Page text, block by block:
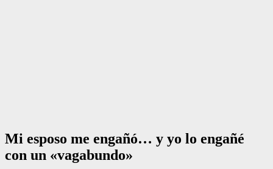
Mi esposo me engañó… y yo lo engañé
con un «vagabundo»